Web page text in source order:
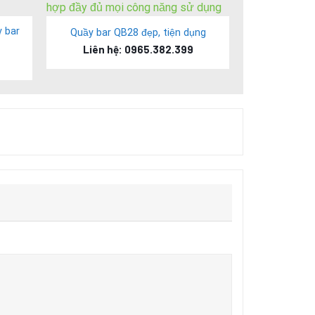
đang ngày càng cạn kiệt do việc khai thác bừa
bar
Quầy bar QB28 đẹp, tiện dụng
Liên hệ: 0965.382.399